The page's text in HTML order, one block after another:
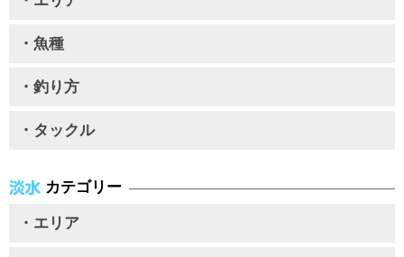
・魚種
・釣り方
・タックル
カテゴリー
・エリア